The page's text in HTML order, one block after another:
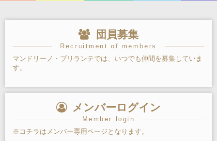
団員募集
Recruitment of members
マンドリーノ・ブリランテでは、いつでも仲間を募集していま
す。
メンバーログイン
Member login
※コチラはメンバー専用ページとなります。